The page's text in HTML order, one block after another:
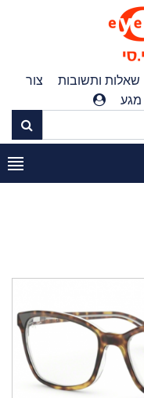
ותשובות
צור